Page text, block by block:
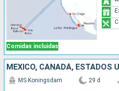
Comidas incluidas
MÉXICO, CANADÁ, ESTADOS
MS Koningsdam 29 d